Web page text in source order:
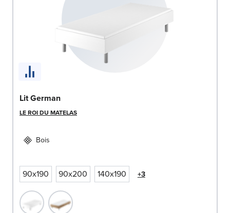
Lit German
LE ROI DU MATELAS
Bois
90x190 90x200 140x190 +3